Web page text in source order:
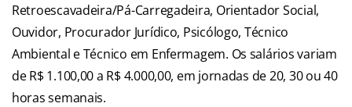
Retroescavadeira/Pá-Carregadeira, Orientador Social,
Ouvidor, Procurador Jurídico, Psicólogo, Técnico
Ambiental e Técnico em Enfermagem. Os salários variam
de R$ 1.100,00 a R$ 4.000,00, em jornadas de 20, 30 ou 40
horas semanais.